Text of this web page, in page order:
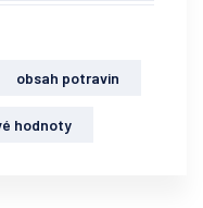
obsah potravin
hodnoty